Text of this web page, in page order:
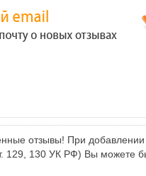
отзывы! При
129, 130 УК РФ) Вы можете